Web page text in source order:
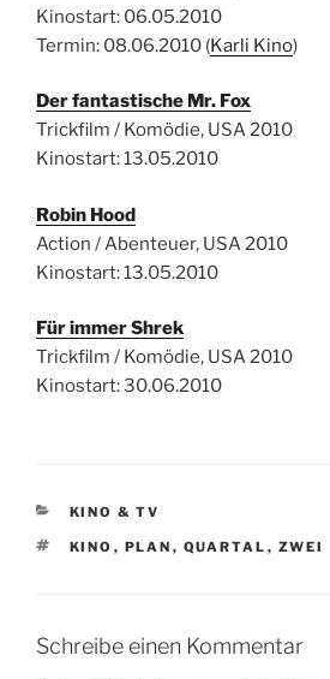
Kinostart: 06.05.2010
Termin: 08.06.2010 (Karli Kino)
Der fantastische Mr. Fox
Trickfilm / Komödie, USA 2010
Kinostart: 13.05.2010
Robin Hood
Action / Abenteuer, USA 2010
Kinostart: 13.05.2010
Für immer Shrek
Trickfilm / Komödie, USA 2010
Kinostart: 30.06.2010
KATEGORIEN
KINO & TV
SCHLAGWÖRTER
KINO , PLAN , QUARTAL , ZWEI
Schreibe einen Kommentar